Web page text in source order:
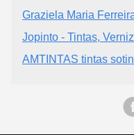
Graziela Maria
Jopinto - Tintas,
AMTINTAS tintas